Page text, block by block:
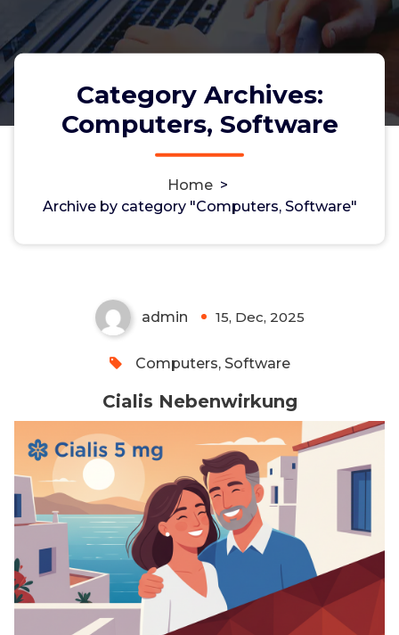
Category Archives:
Computers, Software
Home >
Archive by category "Computers, Software"
admin 15, Dec, 2025
Computers, Software
Cialis Nebenwirkung